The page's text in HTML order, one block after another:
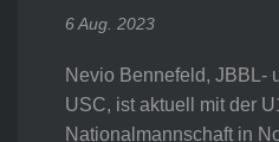
6 Aug. 2023
Nevio Bennefeld, JBBL-
USC, ist aktuell mit der
Nationalmannschaft in